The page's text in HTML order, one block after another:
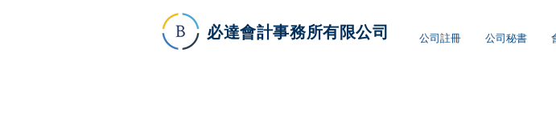
必達會計事務所有限公司 公司註冊 公司秘書